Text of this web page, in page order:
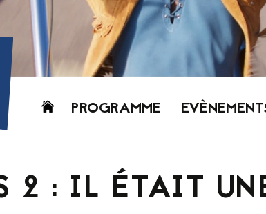
Aller
PROGRAMME
PROCHAINEMENT
2 : IL ÉTAIT